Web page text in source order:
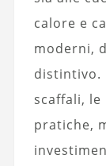
calore e
moderni,
distintivo.
scaffali,
pratiche,